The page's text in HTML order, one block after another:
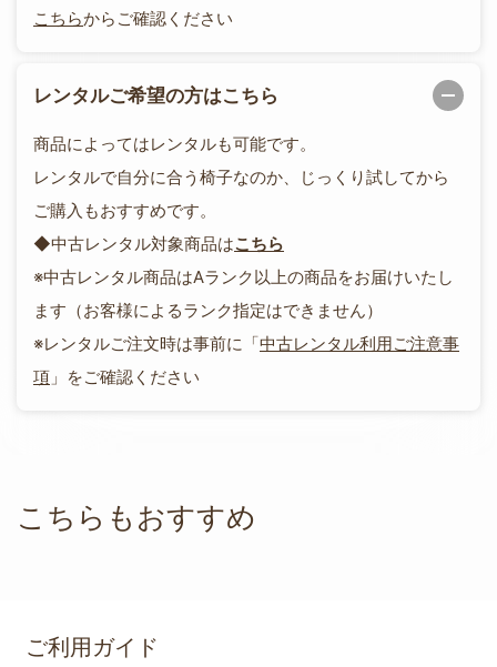
こちらからご確認ください
レンタルご希望の方はこちら
商品によってはレンタルも可能です。
レンタルで自分に合う椅子なのか、じっくり試してから
ご購入もおすすめです。
◆中古レンタル対象商品はこちら
※中古レンタル商品はAランク以上の商品をお届けいたし
ます（お客様によるランク指定はできません）
※レンタルご注文時は事前に「中古レンタル利用ご注意事
項 」をご確認ください
こちらもおすすめ
ご利用ガイド